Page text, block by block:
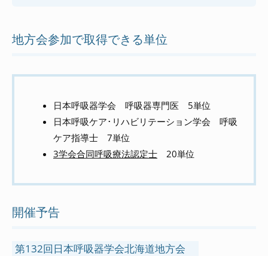
地方会参加で取得できる単位
日本呼吸器学会 呼吸器専門医 5単位
日本呼吸ケア･リハビリテーション学会 呼吸
ケア指導士 7単位
3学会合同呼吸療法認定士 20単位
開催予告
第132回日本呼吸器学会北海道地方会